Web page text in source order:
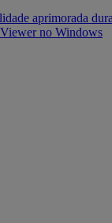
aprimorada
no Windows